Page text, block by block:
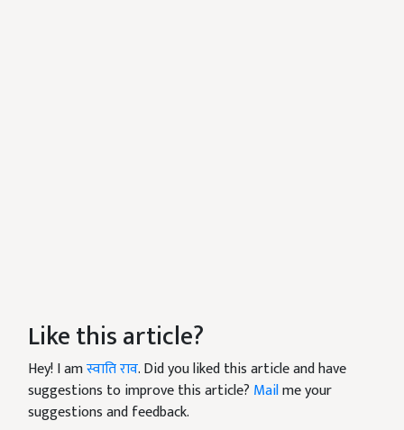
Like this article?
Hey! I amस्वाति राव. Did you liked this article and have
suggestions to improve this article? Mailme your
suggestions and feedback.